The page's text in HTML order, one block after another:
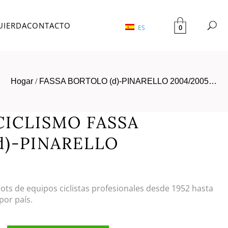
CONTACTO ES 0
Hogar / FASSA BORTOLO (d)-PINARELLO 2004/2005…
FASSA
PINARELLO
de equipos ciclistas profesionales desde 1952 hasta
país.